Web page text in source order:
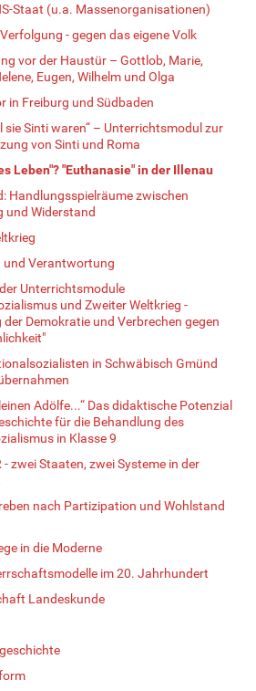
Staat (u.a. Massenorganisationen)
- gegen das eigene Volk
vor der Haustür – Gottlob, Marie,
Eugen, Wilhelm und Olga
in Freiburg und Südbaden
sie Sinti waren“ – Unterrichtsmodul zur
von Sinti und Roma
Leben"? "Euthanasie" in der Illenau
Handlungsspielräume zwischen
und Widerstand
und Verantwortung
Unterrichtsmodule
und Zweiter Weltkrieg -
Demokratie und Verbrechen gegen
in Schwäbisch Gmünd
Adölfe...“ Das didaktische Potenzial
für die Behandlung des
in Klasse 9
- zwei Staaten, zwei Systeme in der
nach Partizipation und Wohlstand
in die Moderne
im 20. Jahrhundert
Landeskunde